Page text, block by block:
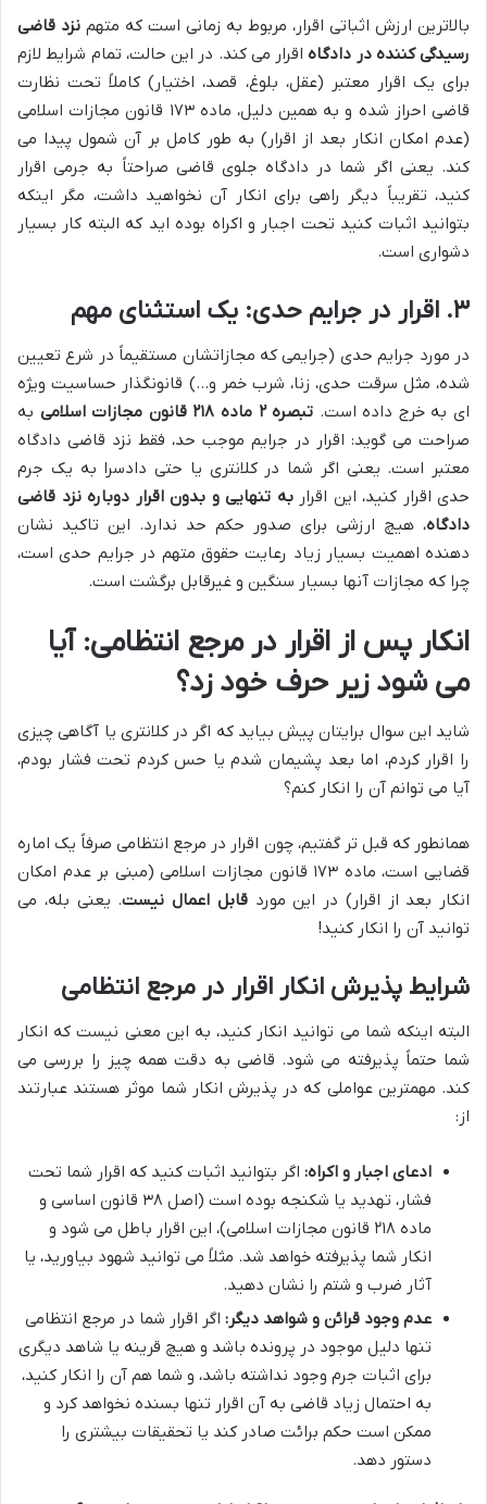
بالاترین ارزش اثباتی اقرار، مربوط به زمانی است که متهمنزد قاضی
رسیدگی کننده در دادگاهاقرار می کند. در این حالت، تمام شرایط لازم
برای یک اقرار معتبر (عقل، بلوغ، قصد، اختیار) کاملاً تحت نظارت
قاضی احراز شده و به همین دلیل، ماده ۱۷۳ قانون مجازات اسلامی
(عدم امکان انکار بعد از اقرار) به طور کامل بر آن شمول پیدا می
کند. یعنی اگر شما در دادگاه جلوی قاضی صراحتاً به جرمی اقرار
کنید، تقریباً دیگر راهی برای انکار آن نخواهید داشت، مگر اینکه
بتوانید اثبات کنید تحت اجبار و اکراه بوده اید که البته کار بسیار
دشواری است.
۳. اقرار در جرایم حدی: یک استثنای مهم
در مورد جرایم حدی (جرایمی که مجازاتشان مستقیماً در شرع تعیین
شده، مثل سرقت حدی، زنا، شرب خمر و…) قانونگذار حساسیت ویژه
ای به خرج داده است. تبصره ۲ ماده ۲۱۸ قانون مجازات اسلامی
به
صراحت می گوید: اقرار در جرایم موجب حد، فقط نزد قاضی دادگاه
معتبر است. یعنی اگر شما در کلانتری یا حتی دادسرا به یک جرم
حدی اقرار کنید، این اقراربه تنهایی و بدون اقرار دوباره نزد قاضی
دادگاه، هیچ ارزشی برای صدور حکم حد ندارد. این تاکید نشان
دهنده اهمیت بسیار زیاد رعایت حقوق متهم در جرایم حدی است،
چرا که مجازات آنها بسیار سنگین و غیرقابل برگشت است.
انکار پس از اقرار در مرجع انتظامی: آیا
می شود زیر حرف خود زد؟
شاید این سوال برایتان پیش بیاید که اگر در کلانتری یا آگاهی چیزی
را اقرار کردم، اما بعد پشیمان شدم یا حس کردم تحت فشار بودم،
آیا می توانم آن را انکار کنم؟
همانطور که قبل تر گفتیم، چون اقرار در مرجع انتظامی صرفاً یک اماره
قضایی است، ماده ۱۷۳ قانون مجازات اسلامی (مبنی بر عدم امکان
انکار بعد از اقرار) در این موردقابل اعمال نیست. یعنی بله، می
توانید آن را انکار کنید!
شرایط پذیرش انکار اقرار در مرجع انتظامی
البته اینکه شما می توانید انکار کنید، به این معنی نیست که انکار
شما حتماً پذیرفته می شود. قاضی به دقت همه چیز را بررسی می
کند. مهمترین عواملی که در پذیرش انکار شما موثر هستند عبارتند
از:
ادعای اجبار و اکراه: اگر بتوانید اثبات کنید که اقرار شما تحت
فشار، تهدید یا شکنجه بوده است (اصل ۳۸ قانون اساسی و
ماده ۲۱۸ قانون مجازات اسلامی)، این اقرار باطل می شود و
انکار شما پذیرفته خواهد شد. مثلاً می توانید شهود بیاورید، یا
آثار ضرب و شتم را نشان دهید.
عدم وجود قرائن و شواهد دیگر: اگر اقرار شما در مرجع انتظامی
تنها دلیل موجود در پرونده باشد و هیچ قرینه یا شاهد دیگری
برای اثبات جرم وجود نداشته باشد، و شما هم آن را انکار کنید،
به احتمال زیاد قاضی به آن اقرار تنها بسنده نخواهد کرد و
ممکن است حکم برائت صادر کند یا تحقیقات بیشتری را
دستور دهد.